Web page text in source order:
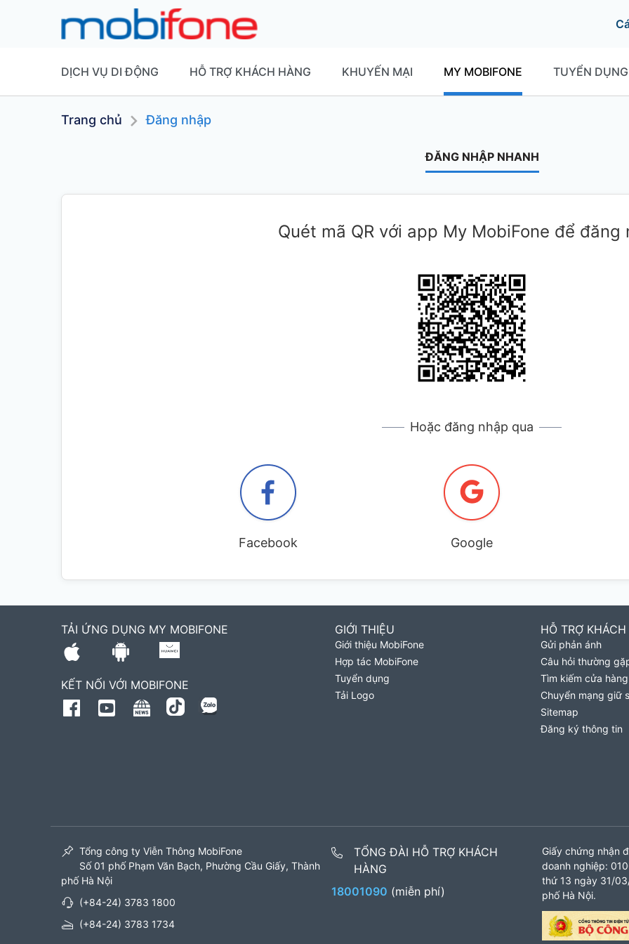
DỊCH VỤ DI ĐỘNG HỖ TRỢ KHÁCH HÀNG KHUYẾN MẠI MY MOBIFONE TUYỂN DỤNG
Trang chủ Đăng nhập
ĐĂNG NHẬP NHANH
Quét mã QR với app My MobiFone để đăng
Hoặc đăng nhập qua
Facebook Google
TẢI ỨNG DỤNG MY MOBIFONE
KẾT NỐI VỚI MOBIFONE
GIỚI THIỆU
Giới thiệu MobiFone
Hợp tác MobiFone
Tuyển dụng
Tải Logo
HỖ TRỢ
Gửi phản ánh
Câu hỏi thường
Tìm kiếm cửa hàng
Chuyển mạng giữ
Sitemap
Đăng ký thông tin
Tổng công ty Viễn Thông MobiFone
Số 01 phố Phạm Văn Bạch, Phường Cầu Giấy, Thành
phố Hà Nội
(+84-24) 3783 1800
(+84-24) 3783 1734
TỔNG ĐÀI HỖ TRỢ KHÁCH
HÀNG
18001090 (miễn phí)
Giấy chứng nhận
doanh nghiệp:
thứ 13 ngày 31/
phố Hà Nội.